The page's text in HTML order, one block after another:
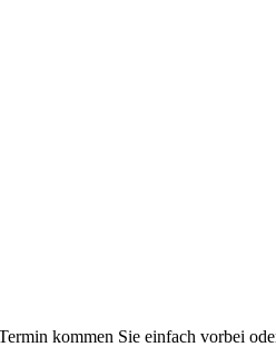
kommen Sie einfach vorbei